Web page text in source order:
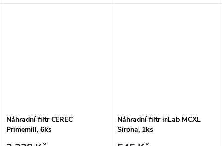
Náhradní filtr CEREC
Primemill, 6ks
Náhradní filtr inLab MCXL
Sirona, 1ks